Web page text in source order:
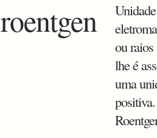
roentgen
ou
lhe é
uma